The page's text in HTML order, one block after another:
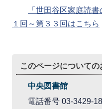
「世田谷区家庭読
１回～第３３回はこちら
このページについて
中央図書館
電話番号 03-3429-